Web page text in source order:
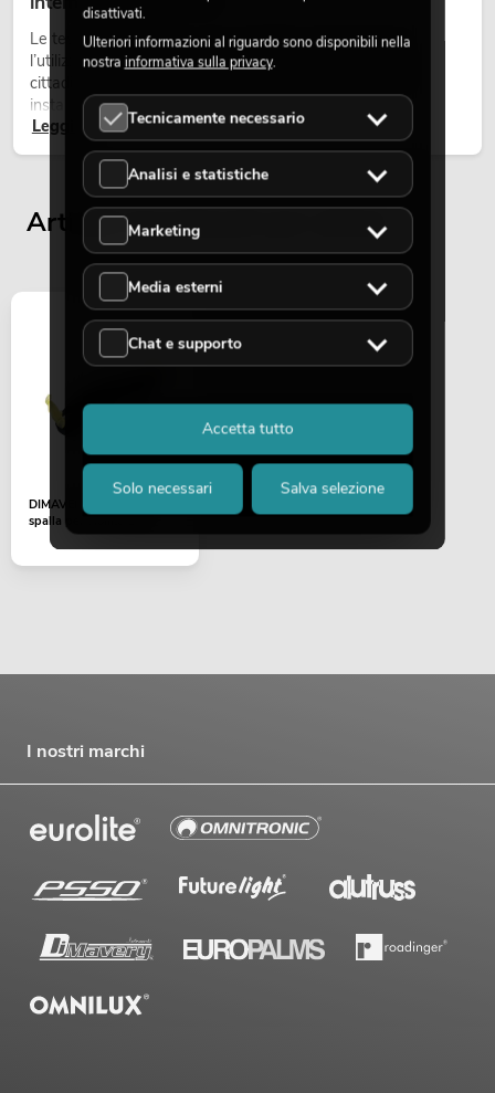
Le teste mobili outdoor sono proiettori motorizzati per
l’utilizzo all’aperto. Vengono impiegate in festival, feste
cittadine, concerti open-air, allestimenti architetturali e
installazioni temporanee all’esterno.
Leggi ora
Articoli visualizzati per ultimi
DIMAVERY Supporto a
spalla per violino 1/2
I nostri marchi
disattivati.
Ulteriori informazioni al riguardo sono disponibili nella
nostra informativa sulla privacy.
Tecnicamente necessario
Analisi e statistiche
Marketing
Media esterni
Chat e supporto
Solo necessari Salva selezione
Accetta tutto